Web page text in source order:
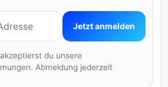
Jetzt anmelden
du unsere
Abmeldung jederzeit